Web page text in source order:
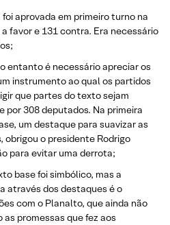
aprovada em primeiro turno na
favor e 131 contra. Era necessário
entanto é necessário apreciar os
instrumento ao qual os partidos
que partes do texto sejam
por 308 deputados. Na primeira
um destaque para suavizar as
obrigou o presidente Rodrigo
para evitar uma derrota;
base foi simbólico, mas a
através dos destaques é o
com o Planalto, que ainda não
promessas que fez aos